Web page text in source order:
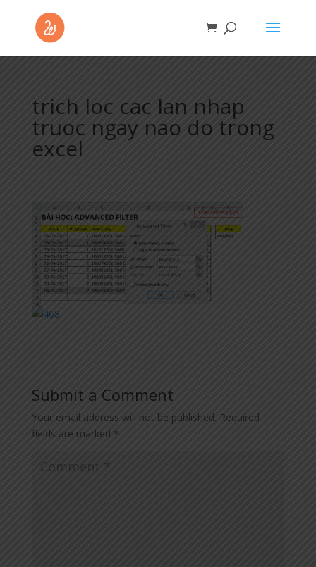
trich loc cac lan nhap
truoc ngay nao do trong
excel
Submit a Comment
Your email address will not be published. Required
fields are marked *